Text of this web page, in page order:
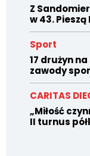
Z
w 43.
Sport
17 drużyn
zawody
CARITAS
„Miłość
II turnus